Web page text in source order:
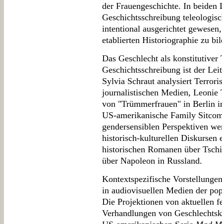
der Frauengeschichte. In beiden
Geschichtsschreibung
intentional ausgerichtet
etablierten Historiographie zu
Das Geschlecht als konstitutiver
Geschichtsschreibung ist der
Sylvia Schraut analysiert
journalistischen Medien,
von "Trümmerfrauen" in Berlin
US-amerikanische Family
gendersensiblen Perspektiven
historisch-kulturellen Diskursen
historischen Romanen über
über Napoleon in Russland.
Kontextspezifische
in audiovisuellen Medien der
Die Projektionen von aktuellen
Verhandlungen von